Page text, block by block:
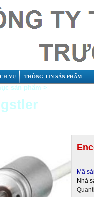
VỤ THÔNG TIN SẢN PHẨM
sản phẩm >
Mã
Nhà